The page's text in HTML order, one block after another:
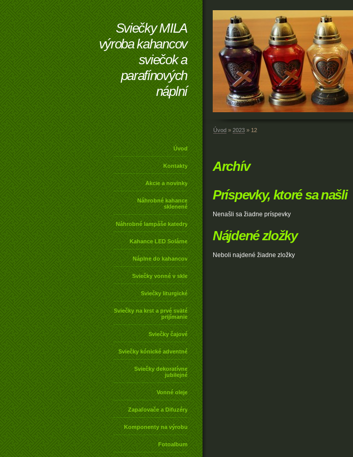
Sviečky MILA
výroba kahancov
sviečok a
parafínových
náplní
Úvod
Kontakty
Akcie a novinky
Náhrobné kahance
sklenené
Náhrobné lampáše katedry
Kahance LED Solárne
Náplne do kahancov
Sviečky vonné v skle
Sviečky liturgické
Sviečky na krst a prvé sväté
prijímanie
Sviečky čajové
Sviečky kónické adventné
Sviečky dekoratívne
jubilejné
Vonné oleje
Zapaľovače a Difuzéry
Komponenty na výrobu
Fotoalbum
Úvod » 2023 » 12
Archív
Príspevky, ktoré sa našli
Nenašli sa žiadne príspevky
Nájdené zložky
Neboli najdené žiadne zložky